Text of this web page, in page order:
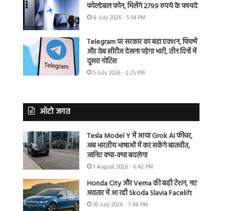
फोल्डेबल फोन, मिलेंगे 2799 रुपये के फायदे
8 July 2026 - 5:54 PM
Telegram पर सरकार का बड़ा एक्शन, फिल्में
और वेब सीरीज देखना पड़ेगा भारी, तीन दिनों में
दूसरा नोटिस
5 July 2026 - 2:25 PM
ऑटो जगत
Tesla Model Y में आया Grok AI फीचर,
अब भारतीय भाषाओं में कर सकेंगे बातचीत,
जानिए क्या-क्या बदलेगा
1 August 2026 - 6:42 PM
Honda City और Verna की बढ़ी टेंशन, नए
अवतार में आ रही Skoda Slavia Facelift
30 July 2026 - 7:48 PM